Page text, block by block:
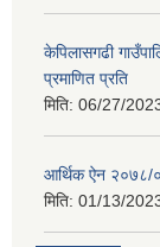
केपिलासगढी
प्रमाणित प्रति
मिति: 06/27/
आर्थिक ऐन २०७८/
मिति: 01/13/